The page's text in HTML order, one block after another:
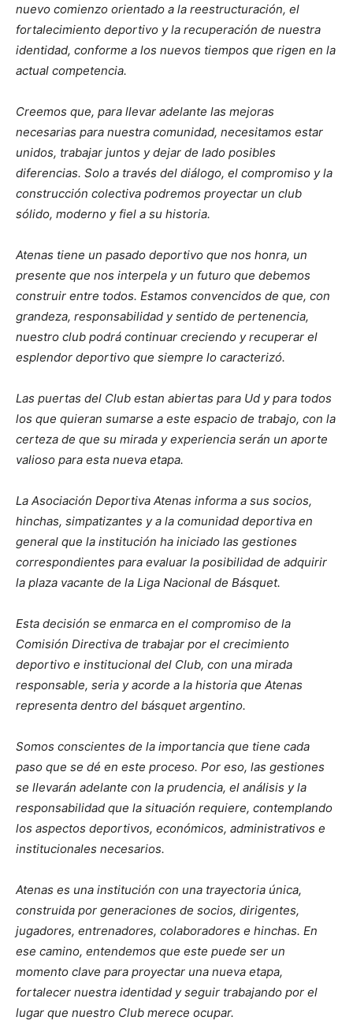
nuevo comienzo orientado a la reestructuración, el
fortalecimiento deportivo y la recuperación de nuestra
identidad, conforme a los nuevos tiempos que rigen en la
actual competencia.
Creemos que, para llevar adelante las mejoras
necesarias para nuestra comunidad, necesitamos estar
unidos, trabajar juntos y dejar de lado posibles
diferencias. Solo a través del diálogo, el compromiso y la
construcción colectiva podremos proyectar un club
sólido, moderno y fiel a su historia.
Atenas tiene un pasado deportivo que nos honra, un
presente que nos interpela y un futuro que debemos
construir entre todos. Estamos convencidos de que, con
grandeza, responsabilidad y sentido de pertenencia,
nuestro club podrá continuar creciendo y recuperar el
esplendor deportivo que siempre lo caracterizó.
Las puertas del Club estan abiertas para Ud y para todos
los que quieran sumarse a este espacio de trabajo, con la
certeza de que su mirada y experiencia serán un aporte
valioso para esta nueva etapa.
La Asociación Deportiva Atenas informa a sus socios,
hinchas, simpatizantes y a la comunidad deportiva en
general que la institución ha iniciado las gestiones
correspondientes para evaluar la posibilidad de adquirir
la plaza vacante de la Liga Nacional de Básquet.
Esta decisión se enmarca en el compromiso de la
Comisión Directiva de trabajar por el crecimiento
deportivo e institucional del Club, con una mirada
responsable, seria y acorde a la historia que Atenas
representa dentro del básquet argentino.
Somos conscientes de la importancia que tiene cada
paso que se dé en este proceso. Por eso, las gestiones
se llevarán adelante con la prudencia, el análisis y la
responsabilidad que la situación requiere, contemplando
los aspectos deportivos, económicos, administrativos e
institucionales necesarios.
Atenas es una institución con una trayectoria única,
construida por generaciones de socios, dirigentes,
jugadores, entrenadores, colaboradores e hinchas. En
ese camino, entendemos que este puede ser un
momento clave para proyectar una nueva etapa,
fortalecer nuestra identidad y seguir trabajando por el
lugar que nuestro Club merece ocupar.